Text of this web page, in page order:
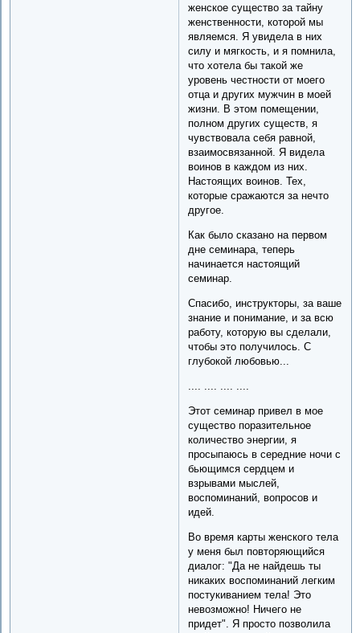
женское существо за тайну
женственности, которой мы
являемся. Я увидела в них
силу и мягкость, и я помнила,
что хотела бы такой же
уровень честности от моего
отца и других мужчин в моей
жизни. В этом помещении,
полном других существ, я
чувствовала себя равной,
взаимосвязанной. Я видела
воинов в каждом из них.
Настоящих воинов. Тех,
которые сражаются за нечто
другое.
Как было сказано на первом
дне семинара, теперь
начинается настоящий
семинар.
Спасибо, инструкторы, за ваше
знание и понимание, и за всю
работу, которую вы сделали,
чтобы это получилось. С
глубокой любовью...
.... .... .... ....
Этот семинар привел в мое
существо поразительное
количество энергии, я
просыпаюсь в середние ночи с
бьющимся сердцем и
взрывами мыслей,
воспоминаний, вопросов и
идей.
Во время карты женского тела
у меня был повторяющийся
диалог: "Да не найдешь ты
никаких воспоминаний легким
постукиванием тела! Это
невозможно! Ничего не
придет". Я просто позволила